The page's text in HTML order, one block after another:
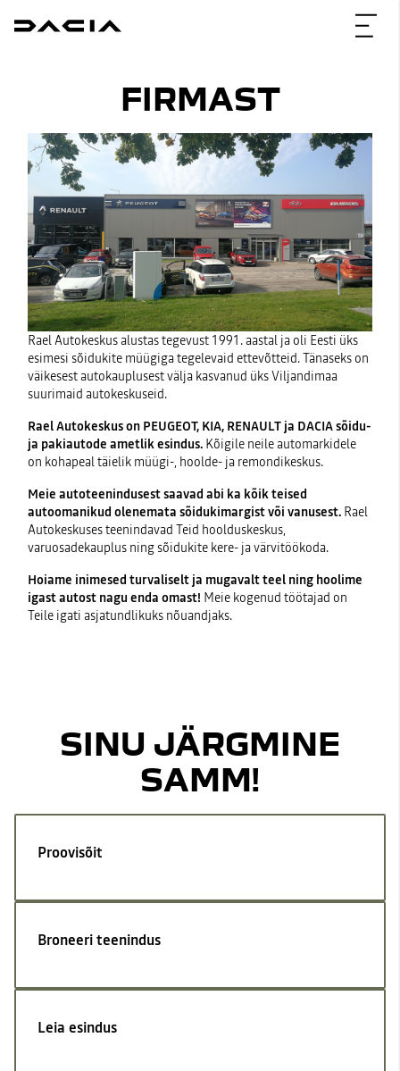
FIRMAST
Rael Autokeskus alustas tegevust 1991. aastal ja oli Eesti üks
esimesi sõidukite müügiga tegelevaid ettevõtteid. Tänaseks on
väikesest autokauplusest välja kasvanud üks Viljandimaa
suurimaid autokeskuseid.
Rael Autokeskus on PEUGEOT, KIA, RENAULT ja DACIA sõidu-
ja pakiautode ametlik esindus. Kõigile neile automarkidele
on kohapeal täielik müügi-, hoolde- ja remondikeskus.
Meie autoteenindusest saavad abi ka kõik teised
autoomanikud olenemata sõidukimargist või vanusest. Rael
Autokeskuses teenindavad Teid hoolduskeskus,
varuosadekauplus ning sõidukite kere- ja värvitöökoda.
Hoiame inimesed turvaliselt ja mugavalt teel ning hoolime
igast autost nagu enda omast! Meie kogenud töötajad on
Teile igati asjatundlikuks nõuandjaks.
SINU JÄRGMINE
SAMM!
Proovisõit
Broneeri teenindus
Leia esindus